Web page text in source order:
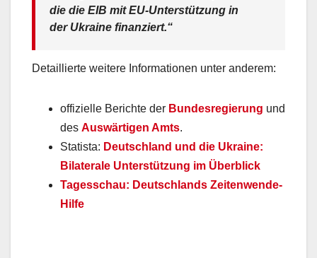
die die EIB mit EU-Unterstützung in
der Ukraine finanziert.“
Detaillierte weitere Informationen unter anderem:
offizielle Berichte der Bundesregierung und
des Auswärtigen Amts.
Statista: Deutschland und die Ukraine:
Bilaterale Unterstützung im Überblick
Tagesschau: Deutschlands Zeitenwende-
Hilfe